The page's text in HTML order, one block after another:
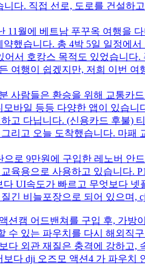
다. 직접 선로, 도로를 건설
11월에 베트남 푸꾸옥 여행을
했습니다. 총 4박 5일 일정에
서 호캉스 목적도 있었습니
여행이 쉽겠지만, 저희 이번
사람들은 환승을 위해 교통카
바일 등등 다양한 앱이 있습
고 다닙니다. (신용카드 후불)
리고 오늘 도착했습니다. 마
으로 9만원에 구입한 레노버 안
육용으로 사용하고 있습니다
UI속도가 빠르고 무엇보다
긴 비늘포장으로 되어 있으
션캠 어드밴쳐를 구입 후, 가
수 있는 파우치를 다시 해외직
다 외관 재질은 충격에 강하
다 dji 오즈모 액션4 가 파우